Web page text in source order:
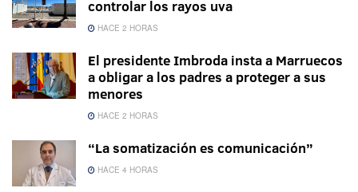
controlar los rayos uva
HACE 2 HORAS
El presidente Imbroda insta a Marruecos
a obligar a los padres a proteger a sus
menores
HACE 2 HORAS
“La somatización es comunicación”
HACE 4 HORAS